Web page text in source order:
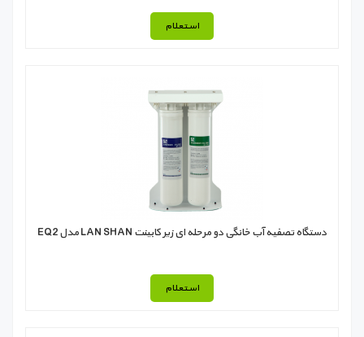
استعلام
دستگاه تصفیه آب خانگی دو مرحله ای زیر کابینت LAN SHAN مدل EQ2
استعلام